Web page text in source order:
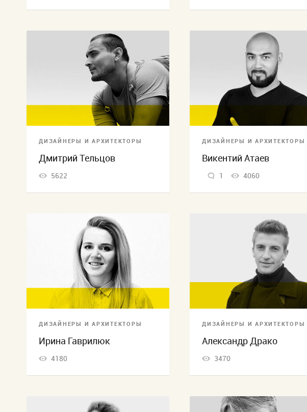
ДИЗАЙНЕРЫ И АРХИТЕКТОРЫ
Дмитрий Тельцов
5622
ДИЗАЙНЕРЫ И АРХИТЕКТОРЫ
Викентий Атаев
1 4060
ДИЗАЙНЕРЫ И АРХИТЕКТОРЫ
Ирина Гаврилюк
4180
ДИЗАЙНЕРЫ И АРХИТЕКТОРЫ
Александр Драко
3470